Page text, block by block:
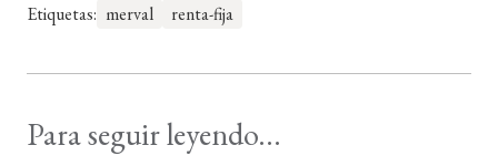
Etiquetas: merval renta-fija
Para seguir leyendo...